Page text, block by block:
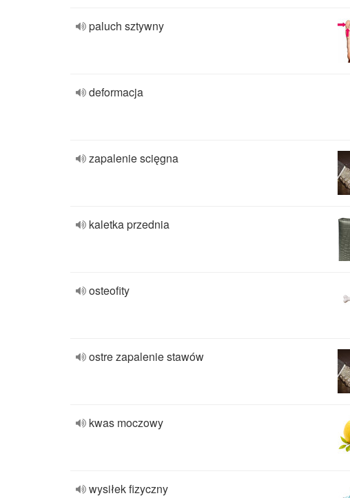
paluch sztywny
deformacja
zapalenie scięgna
kaletka przednia
osteofity
ostre zapalenie stawów
kwas moczowy
wysiłek fizyczny